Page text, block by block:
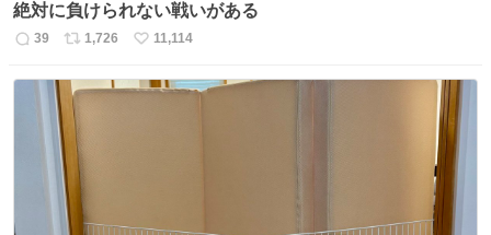
絶対に負けられない戦いがある
返
39
リ
ス
ト
数
1,726
い
ね
11,114